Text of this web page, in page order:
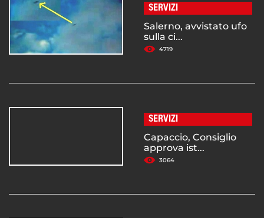
SERVIZI
Salerno, avvistato ufo
sulla ci...
4719
SERVIZI
Capaccio, Consiglio
approva ist...
3064